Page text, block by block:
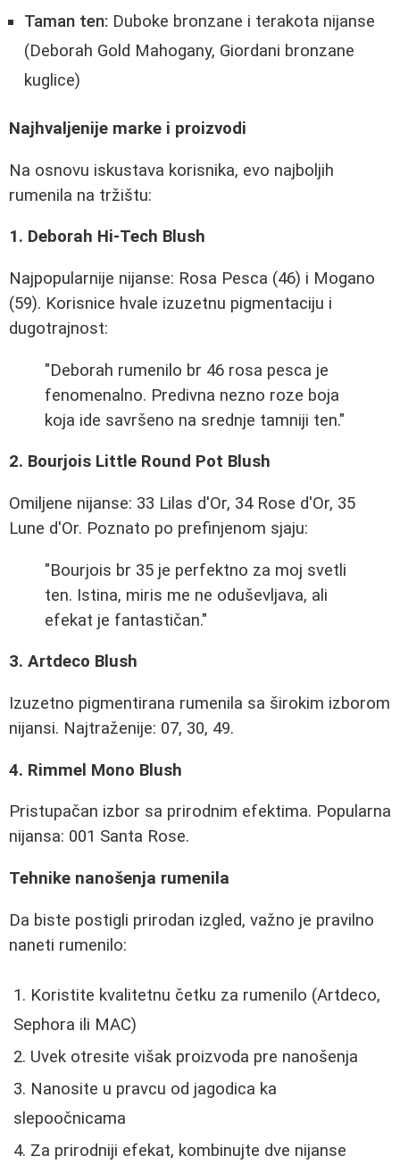
Taman ten: Duboke bronzane i terakota nijanse
(Deborah Gold Mahogany, Giordani bronzane
kuglice)
Najhvaljenije marke i proizvodi
Na osnovu iskustava korisnika, evo najboljih
rumenila na tržištu:
1. Deborah Hi-Tech Blush
Najpopularnije nijanse: Rosa Pesca (46) i Mogano
(59). Korisnice hvale izuzetnu pigmentaciju i
dugotrajnost:
"Deborah rumenilo br 46 rosa pesca je
fenomenalno. Predivna nezno roze boja
koja ide savršeno na srednje tamniji ten."
2. Bourjois Little Round Pot Blush
Omiljene nijanse: 33 Lilas d'Or, 34 Rose d'Or, 35
Lune d'Or. Poznato po prefinjenom sjaju:
"Bourjois br 35 je perfektno za moj svetli
ten. Istina, miris me ne oduševljava, ali
efekat je fantastičan."
3. Artdeco Blush
Izuzetno pigmentirana rumenila sa širokim izborom
nijansi. Najtraženije: 07, 30, 49.
4. Rimmel Mono Blush
Pristupačan izbor sa prirodnim efektima. Popularna
nijansa: 001 Santa Rose.
Tehnike nanošenja rumenila
Da biste postigli prirodan izgled, važno je pravilno
naneti rumenilo:
Koristite kvalitetnu četku za rumenilo (Artdeco,
Sephora ili MAC)
Uvek otresite višak proizvoda pre nanošenja
Nanosite u pravcu od jagodica ka
slepoočnicama
Za prirodniji efekat, kombinujte dve nijanse